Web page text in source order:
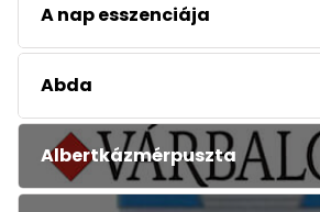
A nap esszenciája
Abda
Albertkázmérpuszta